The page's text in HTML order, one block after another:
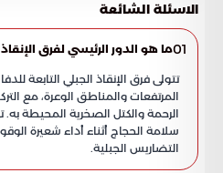
الاسئلة الشائعة
01ما هو الدور الرئيسي لفرق
تتولى فرق الإنقاذ الجبلي التابعة
المرتفعات والمناطق الوعرة، مع
الرحمة والكتل الصخرية المحيطة
سلامة الحجاج أثناء أداء شعيرة
التضاريس الجبلية.